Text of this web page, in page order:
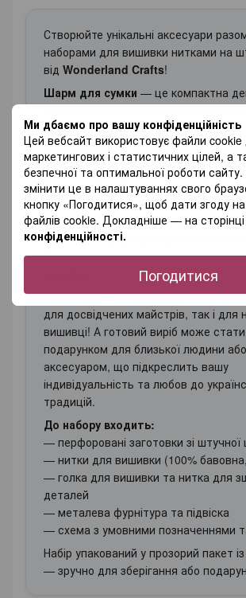
Ми дбаємо про вашу конфіденційність
Цей вебсайт використовує файли cookie
маркетингових і статистичних цілей, а
безпечної та оптимальної роботи
змінити це в налаштуваннях свого
кнопку «Погодитися», щоб дати згоду
файлів cookie. Докладніше — на сторінці
конфіденційності.
Погодитися
Створюйте унікальні аксесуари
наборами для вишивки нитками на
від Wonderland Crafts!
Шарм для сумки — це компактна
або ключів. Вишивка нитками додає
м’якість, тепло та особливий
стібок робить аксесуар по-
Вам потрібно буде не лише зібрати
виріб, а й прикрасити його
вишивкою. Залежно від моделі,
відтворює традиційні орнаменти
України, а назву регіону нанесено на
Такий набір стане чудовим творчим
для досвідчених майстрів, так і для
вишивці! А готовий виріб може
подарунком для близької людини
аксесуаром, що підкреслить вашу
індивідуальність та любов до
традицій.
До набору входить:
— перфоровані заготовки зі штучної
— нитки для вишивки (100%
— голка для вишивки та нитка для
деталей
— металева фурнітура та підвіска
— схема з умовними позначеннями
Набір упакований у прозорий пакет
— зручно для зберігання або